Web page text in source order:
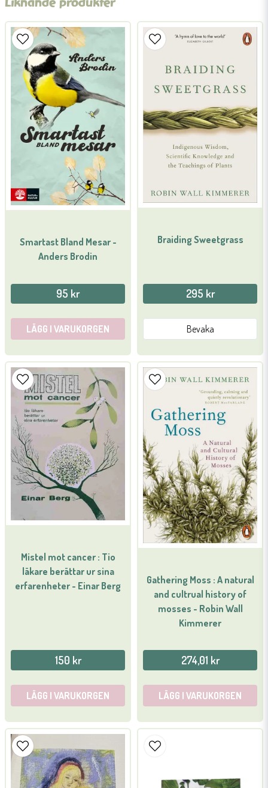
name
Namn
emailMejladress
Ja, ni får publicera min fråga
Liknande produkter
Smartast Bland Mesar -
Anders Brodin
95 kr
LÄGG I VARUKORGEN
Braiding Sweetgrass
295 kr
Bevaka
Mistel mot cancer : Tio
läkare berättar ur sina
erfarenheter - Einar Berg
150 kr
LÄGG I VARUKORGEN
Gathering Moss : A natural
and cultrual history of
mosses - Robin Wall
Kimmerer
274,01 kr
LÄGG I VARUKORGEN